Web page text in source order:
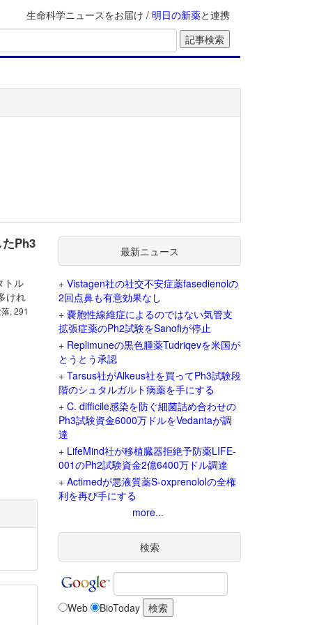
生命科学ニュースをお届け / 明日の新薬と連携
Ph3
トル
けれ
, 291
最新ニュース
+ Vistagen社の社交不安症薬fasedienolの
2回点鼻も有意効果なし
+ 嚢胞性線維症によるのではない気管支
拡張症薬のPh2試験をSanofiが停止
+ Replimuneの黒色腫薬Tudriqevを米国が
とうとう承認
+ Tarsus社がAlkeus社を買ってPh3試験段
階のシュタルガルト病薬を手にする
+ C. difficile感染を防ぐ細菌詰め合わせの
Ph3試験資金6000万ドルをVedantaが調
達
+ LifeMind社が移植臓器拒絶予防薬LIFE-
001のPh2試験資金2億6400万ドル調達
+ Actimedが悪液質薬S-oxprenololの全権
利を再び手にする
more...
検索
Web BioToday